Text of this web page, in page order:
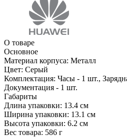
О товаре
Основное
Материал корпуса: Металл
Цвет: Серый
Комплектация: Часы - 1 шт.,
Документация - 1 шт.
Габариты
Длина упаковки: 13.4 см
Ширина упаковки: 13.1 см
Высота упаковки: 6.2 см
Вес товара: 586 г